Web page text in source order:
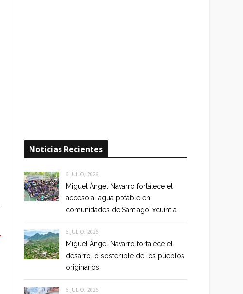
Noticias Recientes
6 JULIO, 2026
Miguel Ángel Navarro fortalece el
acceso al agua potable en
comunidades de Santiago Ixcuintla
6 JULIO, 2026
Miguel Ángel Navarro fortalece el
desarrollo sostenible de los pueblos
originarios
6 JULIO, 2026